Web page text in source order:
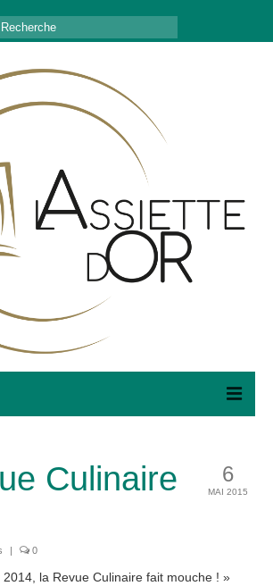
6
MAI 2015
Culinaire
0
2014, la Revue Culinaire fait mouche ! »